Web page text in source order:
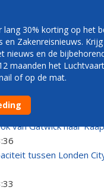
gratis bagage in
van Gatwick naar
tussen Londen
lang 30% korting op het
en Zakenreisnieuws.
nieuws en de
maanden het
of op de mat.